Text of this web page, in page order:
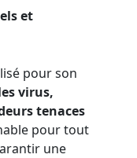
et
pour son
virus,
tenaces
pour tout
une